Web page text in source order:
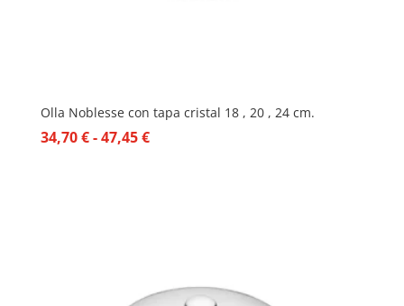
Olla Noblesse con tapa cristal 18 , 20 , 24 cm.
34,70€-47,45€Rango
47,45 €